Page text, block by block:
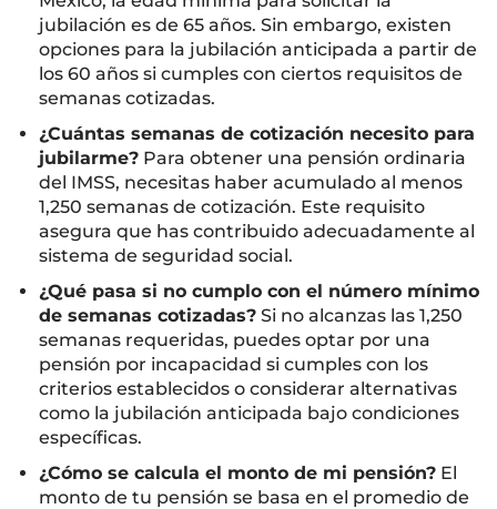
jubilación es de 65 años. Sin embargo, existen
opciones para la jubilación anticipada a partir de
los 60 años si cumples con ciertos requisitos de
semanas cotizadas.
¿Cuántas semanas de cotización necesito para
jubilarme? Para obtener una pensión ordinaria
del IMSS, necesitas haber acumulado al menos
1,250 semanas de cotización. Este requisito
asegura que has contribuido adecuadamente al
sistema de seguridad social.
¿Qué pasa si no cumplo con el número mínimo
de semanas cotizadas? Si no alcanzas las 1,250
semanas requeridas, puedes optar por una
pensión por incapacidad si cumples con los
criterios establecidos o considerar alternativas
como la jubilación anticipada bajo condiciones
específicas.
¿Cómo se calcula el monto de mi pensión? El
monto de tu pensión se basa en el promedio de